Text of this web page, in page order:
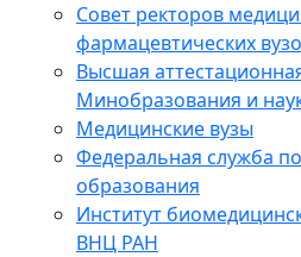
Совет ректоров
фармацевтических
Высшая
Минобразования и
Медицинские вузы
Федеральная служба
образования
Институт
ВНЦ РАН